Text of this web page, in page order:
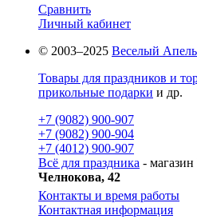
Сравнить
Личный кабинет
© 2003–2025 Веселый
Товары для праздников и
прикольные подарки и др.
+7 (9082) 900-907
+7 (9082) 900-904
+7 (4012) 900-907
Всё для праздника - магазин
Челнокова, 42
Контакты и время работы
Контактная информация